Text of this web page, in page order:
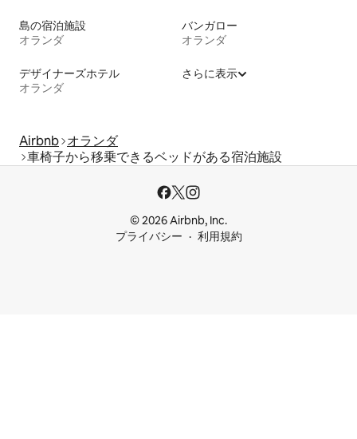
島の宿泊施設
オランダ
バンガロー
オランダ
デザイナーズホテル
オランダ
さらに表示
Airbnb オランダ
車椅子から移乗できるベッドがある宿泊施設
© 2026 Airbnb, Inc.
プライバシー
利用規約